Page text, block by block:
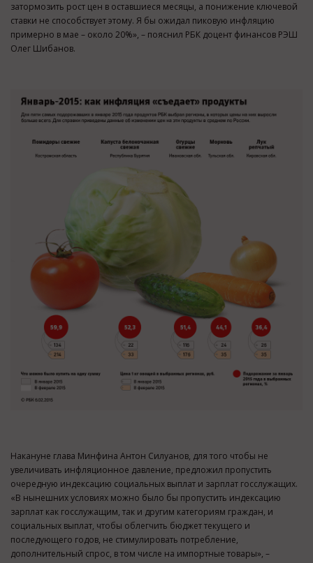
затормозить рост цен в оставшиеся месяцы, а понижение ключевой
ставки не способствует этому. Я бы ожидал пиковую инфляцию
примерно в мае – около 20%», – пояснил РБК доцент финансов РЭШ
Олег Шибанов.
Накануне глава Минфина Антон Силуанов, для того чтобы не
увеличивать инфляционное давление, предложил пропустить
очередную индексацию социальных выплат и зарплат госслужащих.
«В нынешних условиях можно было бы пропустить индексацию
зарплат как госслужащим, так и другим категориям граждан, и
социальных выплат, чтобы облегчить бюджет текущего и
последующего годов, не стимулировать потребление,
дополнительный спрос, в том числе на импортные товары», –